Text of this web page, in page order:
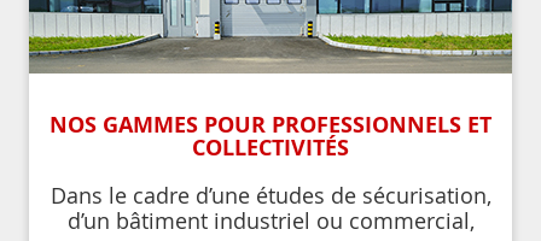
NOS GAMMES POUR PROFESSIONNELS ET
COLLECTIVITÉS
Dans le cadre d’une études de sécurisation,
d’un bâtiment industriel ou commercial,